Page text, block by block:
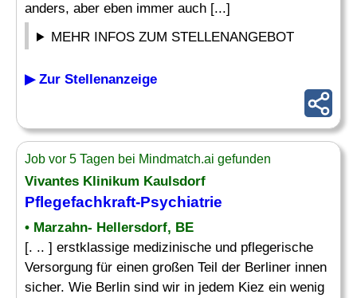
anders, aber eben immer auch [...]
MEHR INFOS ZUM STELLENANGEBOT
▶ Zur Stellenanzeige
Job vor 5 Tagen bei Mindmatch.ai gefunden
Vivantes Klinikum Kaulsdorf
Pflegefachkraft-Psychiatrie
• Marzahn- Hellersdorf, BE
[. .. ] erstklassige medizinische und pflegerische
Versorgung für einen großen Teil der Berliner innen
sicher. Wie Berlin sind wir in jedem Kiez ein wenig